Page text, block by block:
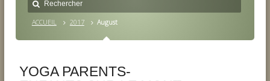
ACCUEIL 2017 August
YOGA PARENTS-